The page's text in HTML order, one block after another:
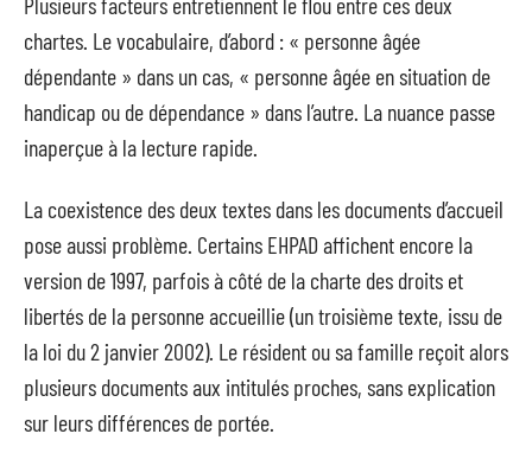
chartes. Le vocabulaire, d’abord : « personne âgée
dépendante » dans un cas, « personne âgée en situation de
handicap ou de dépendance » dans l’autre. La nuance passe
inaperçue à la lecture rapide.
La coexistence des deux textes dans les documents d’accueil
pose aussi problème. Certains EHPAD affichent encore la
version de 1997, parfois à côté de la charte des droits et
libertés de la personne accueillie (un troisième texte, issu de
la loi du 2 janvier 2002). Le résident ou sa famille reçoit alors
plusieurs documents aux intitulés proches, sans explication
sur leurs différences de portée.